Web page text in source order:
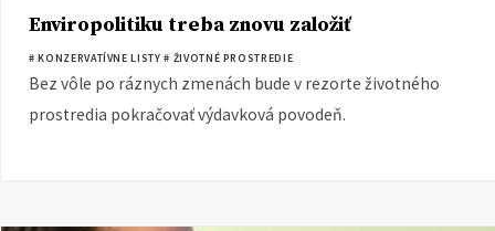
Enviropolitiku treba znovu založiť
# KONZERVATÍVNE LISTY # ŽIVOTNÉ PROSTREDIE
Bez vôle po ráznych zmenách bude v rezorte životného
prostredia pokračovať výdavková povodeň.